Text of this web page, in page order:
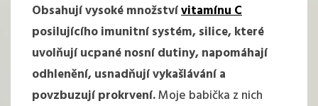
Obsahují vysoké množstvívitamínu C
posilujícího imunitní systém, silice, které
uvolňují ucpané nosní dutiny, napomáhají
odhlenění, usnadňují vykašlávání a
povzbuzují prokrvení.Moje babička z nich